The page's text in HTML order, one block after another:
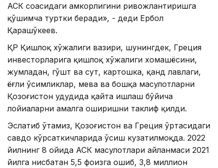
АСК соҳасидаги ҳамкорлигини ривожлантиришга
қўшимча туртки беради», - деди Ербол
Қарашўкеев.
ҚР Қишлоқ хўжалиги вазири, шунингдек, Греция
инвесторларига қишлоқ хўжалиги хомашёсини,
жумладан, гўшт ва сут, картошка, қанд лавлаги,
ёғли ўсимликлар, мева ва бошқа маҳсулотларни
Қозоғистон ҳудудида қайта ишлаш бўйича
лойиҳаларни амалга оширишни таклиф қилди.
Эслатиб ўтамиз, Қозоғистон ва Греция ўртасидаги
савдо кўрсаткичларида ўсиш кузатилмоқда. 2022
йилнинг 8 ойида АСК маҳсулотлари айланмаси 2021
йилга нисбатан 5,5 фоизга ошиб, 3,8 миллион